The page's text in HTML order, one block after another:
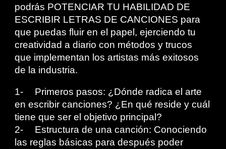
podrás POTENCIAR TU HABILIDAD DE
ESCRIBIR LETRAS DE CANCIONES para
que puedas fluir en el papel, ejerciendo tu
creatividad a diario con métodos y trucos
que implementan los artistas más exitosos
de la industria.
1-
Primeros pasos: ¿Dónde radica el arte
en escribir canciones? ¿En qué reside y cuál
tiene que ser el objetivo principal?
2-
Estructura de una canción: Conociendo
las reglas básicas para después poder